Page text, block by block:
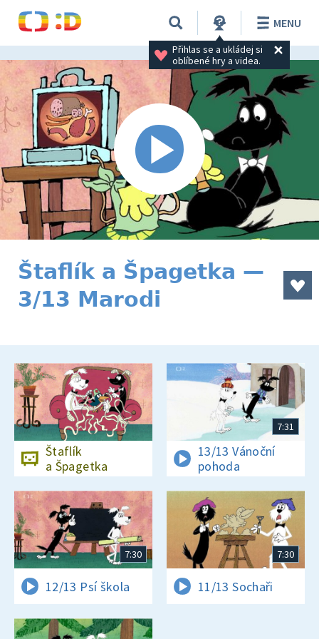
Přihlas se a ukládej si
oblíbené hry a videa.
MENU
Štaflík a Špagetka —
3/13 Marodi
Štaflík
a Špagetka
7:31
13/13 Vánoční
pohoda
7:30
12/13 Psí škola
7:30
11/13 Sochaři